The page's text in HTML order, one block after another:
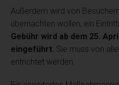
Außerdem wird von
übernachten wollen, ein
Gebühr wird ab dem 25.
eingeführt. Sie muss von
entrichtet werden.